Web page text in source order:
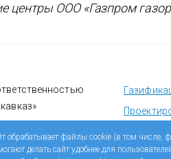
центры ООО «Газпром
Учебный
обрабатывает файлы cookie (в том числе,
делать сайт удобнее для